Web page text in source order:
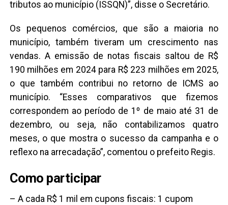
tributos ao município (ISSQN)”, disse o Secretário.
Os pequenos comércios, que são a maioria no
município, também tiveram um crescimento nas
vendas. A emissão de notas fiscais saltou de R$
190 milhões em 2024 para R$ 223 milhões em 2025,
o que também contribui no retorno de ICMS ao
município. “Esses comparativos que fizemos
correspondem ao período de 1º de maio até 31 de
dezembro, ou seja, não contabilizamos quatro
meses, o que mostra o sucesso da campanha e o
reflexo na arrecadação”, comentou o prefeito Regis.
Como participar
– A cada R$ 1 mil em cupons fiscais: 1 cupom